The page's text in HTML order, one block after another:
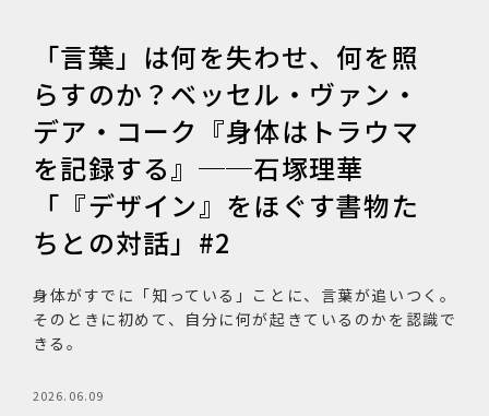
「言葉」は何を失わせ、何を照
らすのか？ベッセル・ヴァン・
デア・コーク『身体はトラウマ
を記録する』──石塚理華
「『デザイン』をほぐす書物た
ちとの対話」#2
身体がすでに「知っている」ことに、言葉が追いつく。
そのときに初めて、自分に何が起きているのかを認識で
きる。
2026.06.09